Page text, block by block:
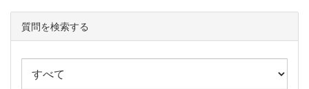
質問を検索する